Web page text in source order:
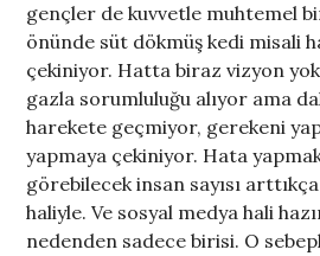
gençler de kuvvetle muhtemel
önünde süt dökmüş kedi misali
çekiniyor. Hatta biraz vizyon
gazla sorumluluğu alıyor ama
harekete geçmiyor, gerekeni
yapmaya çekiniyor. Hata
görebilecek insan sayısı
haliyle. Ve sosyal medya hali
nedenden sadece birisi. O